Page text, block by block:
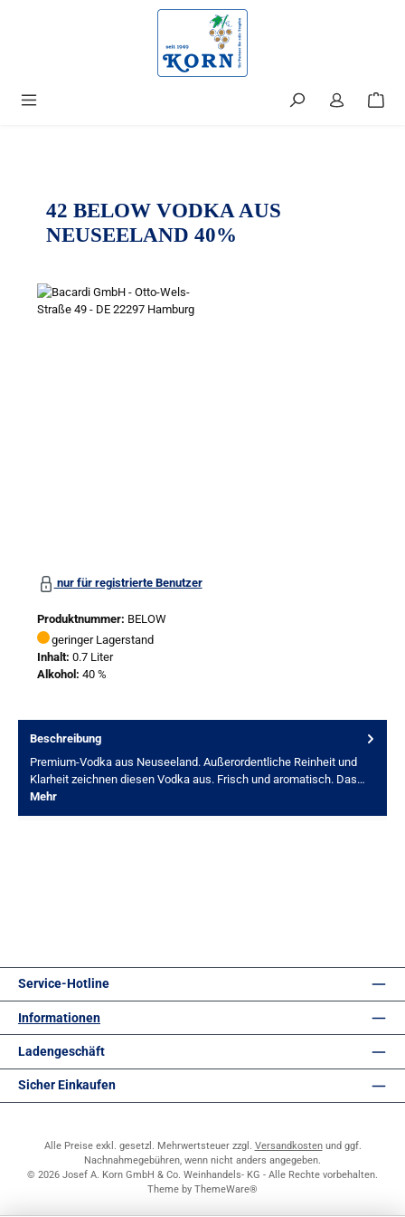
42 BELOW VODKA AUS
NEUSEELAND 40%
nur für registrierte Benutzer
Produktnummer: BELOW
geringer Lagerstand
Inhalt: 0.7 Liter
Alkohol: 40 %
Beschreibung
Premium-Vodka aus Neuseeland. Außerordentliche Reinheit und
Klarheit zeichnen diesen Vodka aus. Frisch und aromatisch. Das…
Mehr
Service-Hotline
Informationen
Ladengeschäft
Sicher Einkaufen
Alle Preise exkl. gesetzl. Mehrwertsteuer zzgl. Versandkostenund ggf.
Nachnahmegebühren, wenn nicht anders angegeben.
© 2026 Josef A. Korn GmbH & Co. Weinhandels- KG - Alle Rechte vorbehalten.
Theme by ThemeWare®